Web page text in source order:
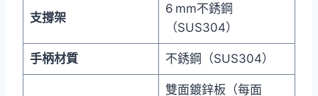
支撐架
6 mm不銹鋼
（SUS304）
手柄材質 不銹鋼（SUS304）
雙面鍍鋅板（每面